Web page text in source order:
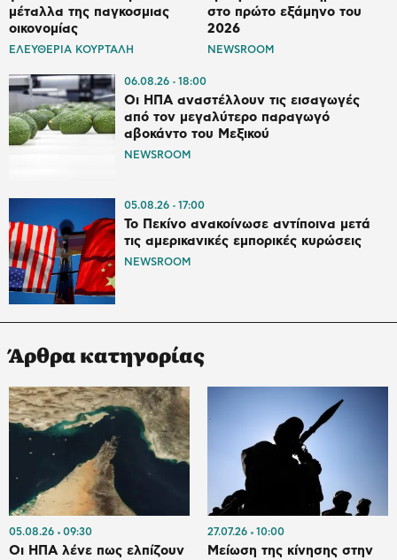
μέταλλα της παγκοσμιας
οικονομίας
ΕΛΕΥΘΕΡΙΑ ΚΟΥΡΤΑΛΗ
στο πρώτο εξάμηνο του
2026
NEWSROOM
06.08.26 18:00
Οι ΗΠΑ αναστέλλουν τις εισαγωγές
από τον μεγαλύτερο παραγωγό
αβοκάντο του Μεξικού
NEWSROOM
05.08.26 17:00
Το Πεκίνο ανακοίνωσε αντίποινα μετά
τις αμερικανικές εμπορικές κυρώσεις
NEWSROOM
Άρθρα κατηγορίας
05.08.26 09:30
Οι ΗΠΑ λένε πως ελπίζουν
27.07.26 10:00
Μείωση της κίνησης στην